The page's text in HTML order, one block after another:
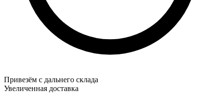
Привезём с дальнего склада
Увеличенная доставка